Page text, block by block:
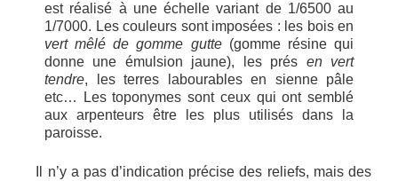
est réalisé à une échelle variant de 1/6500 au
1/7000. Les couleurs sont imposées : les bois en
vert mêlé de gomme gutte (gomme résine qui
donne une émulsion jaune), les prés en vert
tendre, les terres labourables en sienne pâle
etc… Les toponymes sont ceux qui ont semblé
aux arpenteurs être les plus utilisés dans la
paroisse.
Il n’y a pas d’indication précise des reliefs, mais des